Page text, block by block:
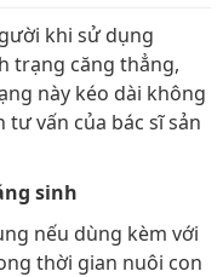
khi sử dụng
trạng căng thẳng,
này kéo dài không
tư vấn của bác sĩ sản
sinh
nếu dùng kèm với
thời gian nuôi con